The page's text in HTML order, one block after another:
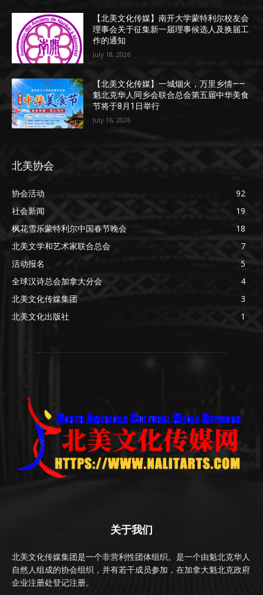
【北美文化传媒】南开大学蒙特利尔校友会
理事会关于征集新一届理事候选人及换届工
作的通知
July 18, 2026
【北美文化传媒】一城烟火，万里乡情——
魁北克华人同乡会联合总会第五届中华美食
节将于8月1日举行
July 16, 2026
北美协会
协会活动
92
社会新闻
19
枫花雪乐蒙特利尔中国春节晚会
18
北美文学和艺术家联合总会
7
活动报名
5
全球汉诗总会加拿大分会
4
北美文化传媒集团
3
北美文化出版社
1
关于我们
北美文化传媒集团是一个非营利性团体组织。是一个由魁北克华人
自然人组成的协会组织，并有若干成员参加，在加拿大魁北克政府
企业注册处登记注册。